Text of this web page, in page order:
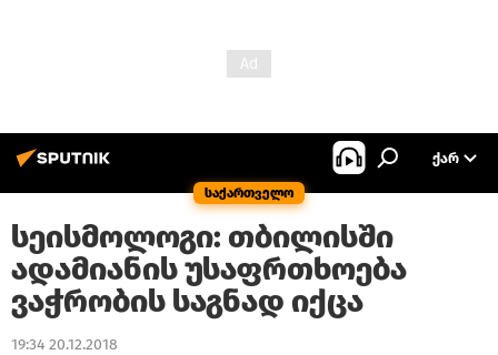
საქართველო
ᲥᲐᲠ
სეისმოლოგი: თბილისში
ადამიანის უსაფრთხოება
ვაჭრობის საგნად იქცა
19:34 20.12.2018